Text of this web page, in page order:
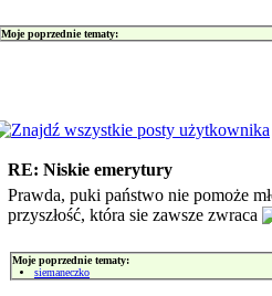
Moje poprzednie tematy:
RE: Niskie emerytury
Prawda, puki państwo nie pomoże
przyszłość, która sie zawsze zwraca
Moje poprzednie tematy:
siemaneczko